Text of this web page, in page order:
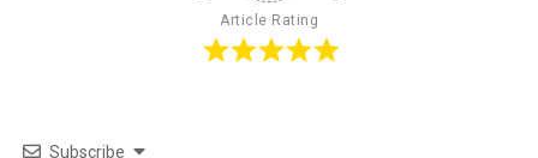
Article Rating
Subscribe